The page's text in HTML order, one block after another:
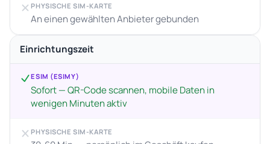
PHYSISCHE SIM-KARTE
An einen gewählten Anbieter gebunden
Einrichtungszeit
ESIM (ESIMY)
Sofort — QR-Code scannen, mobile Daten in
wenigen Minuten aktiv
PHYSISCHE SIM-KARTE